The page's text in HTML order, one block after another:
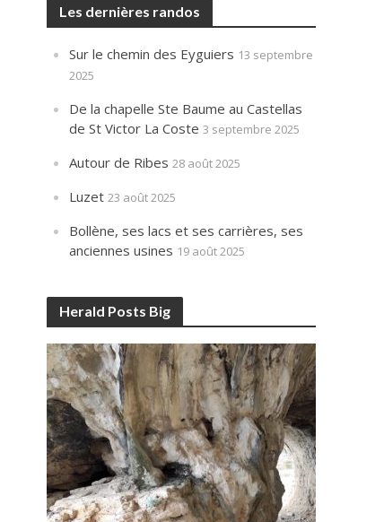
Les dernières randos
Sur le chemin des Eyguiers 13 septembre
2025
De la chapelle Ste Baume au Castellas
de St Victor La Coste 3 septembre 2025
Autour de Ribes 28 août 2025
Luzet 23 août 2025
Bollène, ses lacs et ses carrières, ses
anciennes usines 19 août 2025
Herald Posts Big